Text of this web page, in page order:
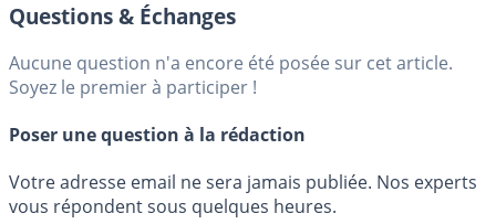
Questions & Échanges
Aucune question n'a encore été posée sur cet article.
Soyez le premier à participer !
Poser une question à la rédaction
Votre adresse email ne sera jamais publiée. Nos experts
vous répondent sous quelques heures.